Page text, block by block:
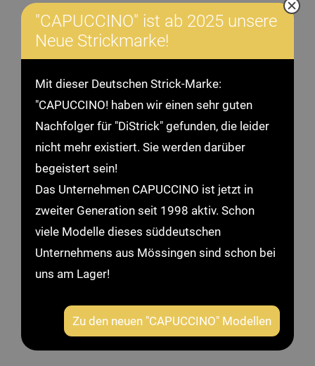
"CAPUCCINO" ist ab 2025 unsere
Neue Strickmarke!
Mit dieser Deutschen Strick-Marke:
"CAPUCCINO! haben wir einen sehr guten
Nachfolger für "DiStrick" gefunden, die leider
nicht mehr existiert. Sie werden darüber
begeistert sein!
Das Unternehmen CAPUCCINO ist jetzt in
zweiter Generation seit 1998 aktiv. Schon
viele Modelle dieses süddeutschen
Unternehmens aus Mössingen sind schon bei
uns am Lager!
Zu den neuen "CAPUCCINO" Modellen